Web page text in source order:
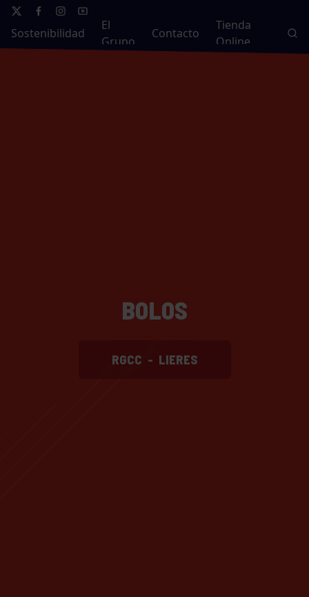
Sostenibilidad
El
Grupo
Contacto
Tienda
Online
BOLOS
RGCC - LIERES